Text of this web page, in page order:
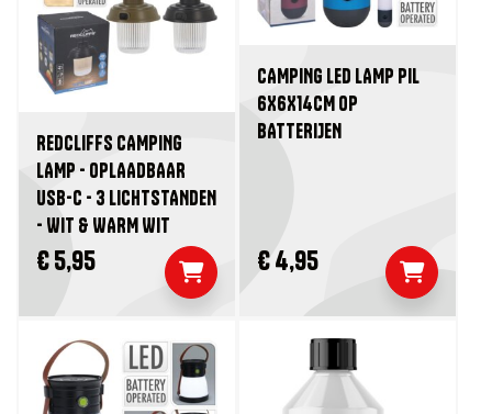
REDCLIFFS CAMPING
LAMP - OPLAADBAAR
USB-C - 3 LICHTSTANDEN
- WIT & WARM WIT
€ 5,95
CAMPING LED LAMP PIL
6X6X14CM OP
BATTERIJEN
€ 4,95